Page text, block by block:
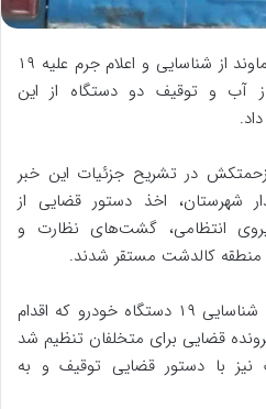
مدیر امور منابع آب شهرستان دماوند از شناسایی و اعلام جرم علیه ۱۹
آب و توقیف دو دستگاه از این
زحمتکش در تشریح جزئیات این خبر
شهرستان، اخذ دستور قضایی از
انتظامی، گشت‌های نظارت و
منطقه کالدشت مستقر شدند.
وی افزود: در این عملیات، ضمن شناسایی ۱۹ دستگاه خودرو که اقدام
قضایی برای متخلفان تنظیم شد
با دستور قضایی توقیف و به